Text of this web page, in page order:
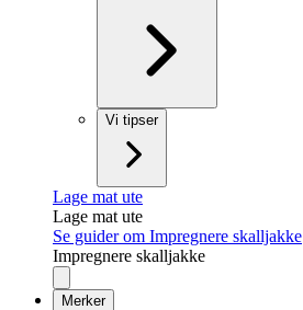
Vi tipser
Lage mat ute
Lage mat ute
Se guider om Impregnere skalljakke
Impregnere skalljakke
Merker